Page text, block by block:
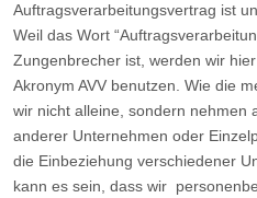
Auftragsverarbeitungsvertrag ist
Weil das Wort
Zungenbrecher ist, werden wir
Akronym AVV benutzen. Wie die
wir nicht alleine, sondern nehmen
anderer Unternehmen oder
die Einbeziehung verschiedener
kann es sein, dass wir